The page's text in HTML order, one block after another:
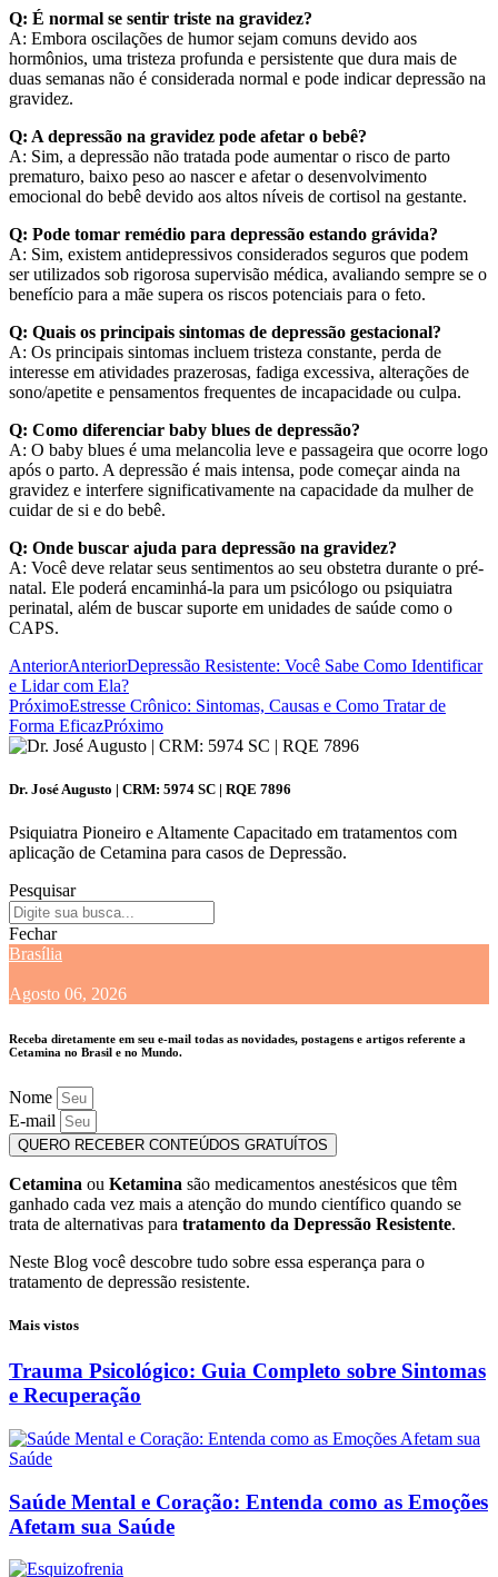
Q: É normal se sentir triste na gravidez?
A: Embora oscilações de humor sejam comuns devido aos
hormônios, uma tristeza profunda e persistente que dura mais de
duas semanas não é considerada normal e pode indicar depressão na
gravidez.
Q: A depressão na gravidez pode afetar o bebê?
A: Sim, a depressão não tratada pode aumentar o risco de parto
prematuro, baixo peso ao nascer e afetar o desenvolvimento
emocional do bebê devido aos altos níveis de cortisol na gestante.
Q: Pode tomar remédio para depressão estando grávida?
A: Sim, existem antidepressivos considerados seguros que podem
ser utilizados sob rigorosa supervisão médica, avaliando sempre se o
benefício para a mãe supera os riscos potenciais para o feto.
Q: Quais os principais sintomas de depressão gestacional?
A: Os principais sintomas incluem tristeza constante, perda de
interesse em atividades prazerosas, fadiga excessiva, alterações de
sono/apetite e pensamentos frequentes de incapacidade ou culpa.
Q: Como diferenciar baby blues de depressão?
A: O baby blues é uma melancolia leve e passageira que ocorre logo
após o parto. A depressão é mais intensa, pode começar ainda na
gravidez e interfere significativamente na capacidade da mulher de
cuidar de si e do bebê.
Q: Onde buscar ajuda para depressão na gravidez?
A: Você deve relatar seus sentimentos ao seu obstetra durante o pré-
natal. Ele poderá encaminhá-la para um psicólogo ou psiquiatra
perinatal, além de buscar suporte em unidades de saúde como o
CAPS.
AnteriorAnteriorDepressão Resistente: Você Sabe Como Identificar
e Lidar com Ela?
PróximoEstresse Crônico: Sintomas, Causas e Como Tratar de
Forma EficazPróximo
Dr. José Augusto | CRM: 5974 SC | RQE 7896
Psiquiatra Pioneiro e Altamente Capacitado em tratamentos com
aplicação de Cetamina para casos de Depressão.
Pesquisar
Fechar
Brasília
Agosto 06, 2026
Receba diretamente em seu e-mail todas as novidades, postagens e artigos referente a
Cetamina no Brasil e no Mundo.
Nome
E-mail
QUERO RECEBER CONTEÚDOS GRATUÍTOS
Cetamina ou Ketamina são medicamentos anestésicos que têm
ganhado cada vez mais a atenção do mundo científico quando se
trata de alternativas para tratamento da Depressão Resistente.
Neste Blog você descobre tudo sobre essa esperança para o
tratamento de depressão resistente.
Mais vistos
Trauma Psicológico: Guia Completo sobre Sintomas
e Recuperação
Saúde Mental e Coração: Entenda como as Emoções
Afetam sua Saúde